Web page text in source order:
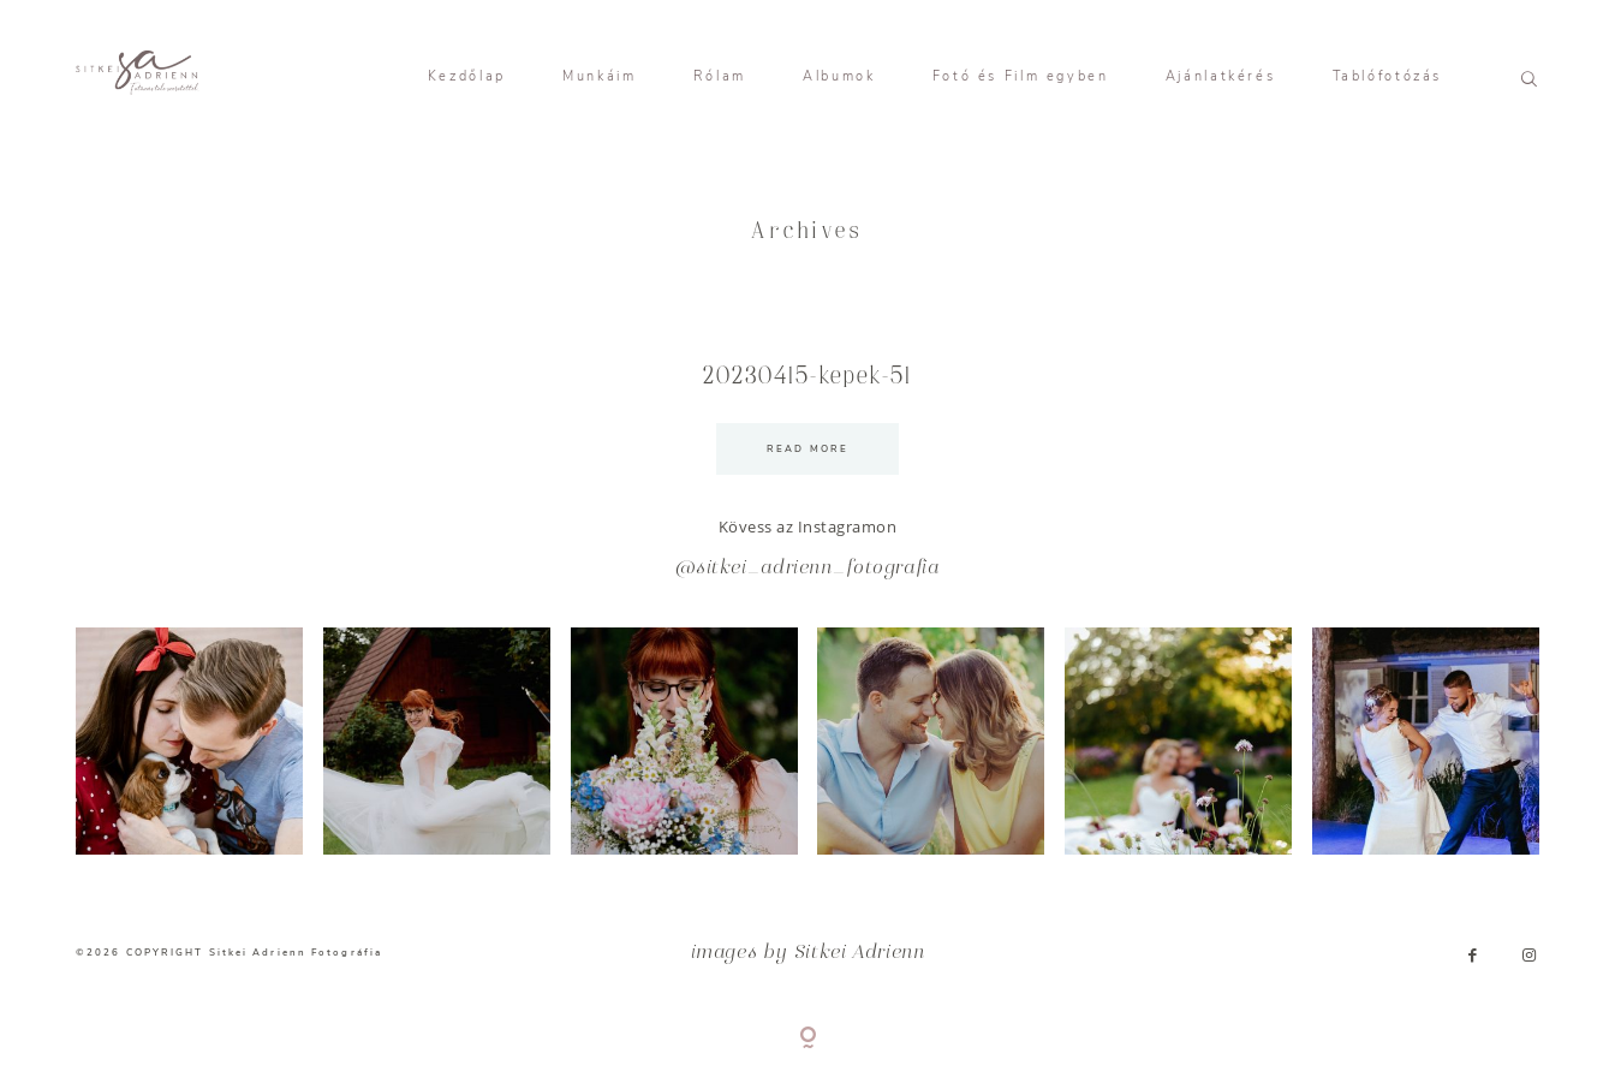
Kezdőlap Munkáim Rólam Albumok Fotó és Film egyben Ajánlatkérés Tablófotózás
Archives
20230415-kepek-51
READ MORE
Kövess az Instagramon
@sitkei_adrienn_fotografia
©2026 COPYRIGHT Sitkei Adrienn Fotográfia images by Sitkei Adrienn